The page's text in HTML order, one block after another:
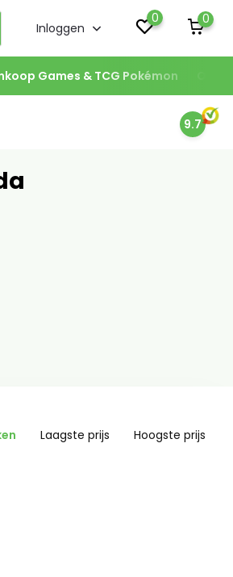
Inloggen
0 0
Games & TCG Pokémon
9.7
Laagste prijs Hoogste prijs